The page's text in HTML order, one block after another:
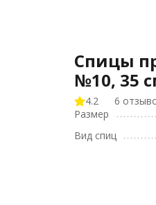
Спицы
№10, 35
4.2
6
Размер
Вид спиц